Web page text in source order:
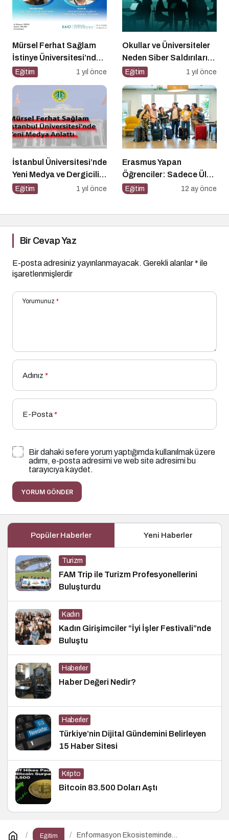
Mürsel Ferhat Sağlam
İstinye Üniversitesi’nde
Dijital Medya
Kapsamında
Konuşacak!
Eğitim 1 yıl önce
Okullar ve Üniversiteler
Neden Siber Saldırıların
Hedefinde?
Eğitim 1 yıl önce
İstanbul Üniversitesi’nde
Yeni Medya ve Dergicilik
Konuşuldu
Eğitim 1 yıl önce
Erasmus Yapan
Öğrenciler: Sadece Ülke
Değil, Bakış Açısı da
Eğitim 12 ay önce
Bir Cevap Yaz
E-posta adresiniz yayınlanmayacak. Gerekli alanlar* ile
işaretlenmişlerdir
Yorumunuz *
Adınız *
E-Posta*
Bir dahaki sefere yorum yaptığımda kullanılmak üzere
adımı, e-posta adresimi ve web site adresimi bu
tarayıcıya kaydet.
YORUM GÖNDER
Popüler Haberler Yeni Haberler
Turizm
FAM Trip ile Turizm Profesyonellerini
Buluşturdu
Kadın
Kadın Girişimciler “İyi İşler Festivali”nde
Buluştu
Haberler
Haber Değeri Nedir?
Haberler
Türkiye’nin Dijital Gündemini Belirleyen
15 Haber Sitesi
Kripto
Bitcoin 83.500 Doları Aştı
Eğitim
Enformasyon Ekosisteminde